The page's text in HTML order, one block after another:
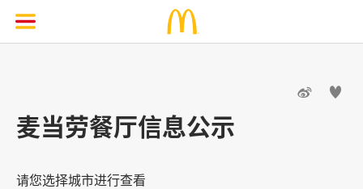
 
麦当劳餐厅信息公示
请您选择城市进行查看